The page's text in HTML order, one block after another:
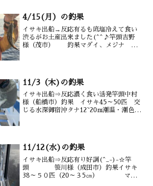
4/15(月）の釣果
イサキ出船→反応有るも底塩冷えて食い
渋るがお土産出来ました(^^♪竿頭吉野
様（茂市） 釣果マダイ、メジナ メ
11/3（木)の釣果
イサキ出船⇒反応濃く食い活発竿頭中村
様（船橋市）釣果 イサキ45～50匹 交
じる水深御宿沖タナ12~20m潮温・潮色
11/12(水)の釣果
イサキ出船⇒反応有り好調(^_-)-☆竿
頭 笹川様（成田市）釣果イサキ
38～５０匹（20～３5㎝） マダ